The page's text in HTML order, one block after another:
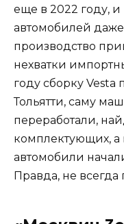
еще в 2022 году, и
автомобилей
производство
нехватки
году сборку
Тольятти, саму
переработали,
комплектующих, а
автомобили
Правда, не